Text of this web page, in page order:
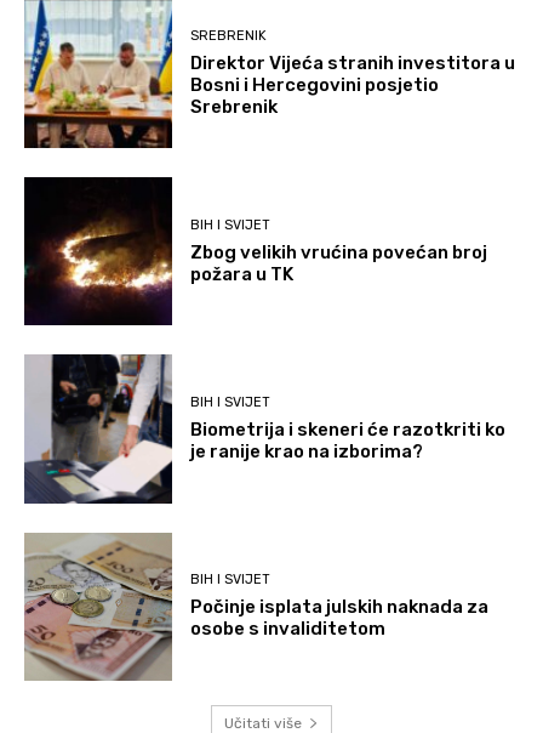
SREBRENIK
Direktor Vijeća stranih investitora u
Bosni i Hercegovini posjetio
Srebrenik
BIH I SVIJET
Zbog velikih vrućina povećan broj
požara u TK
BIH I SVIJET
Biometrija i skeneri će razotkriti ko
je ranije krao na izborima?
BIH I SVIJET
Počinje isplata julskih naknada za
osobe s invaliditetom
Učitati više